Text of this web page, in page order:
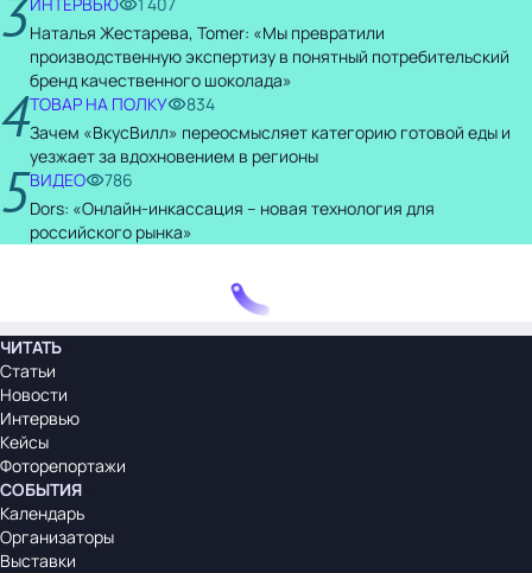
3Наталья Жестарева, Tomer: «Мы превратили
производственную экспертизу в понятный потребительский
бренд качественного шоколада»
4ТОВАР НА ПОЛКУ
834
Зачем «ВкусВилл» переосмысляет категорию готовой еды и
уезжает за вдохновением в регионы
5ВИДЕО
786
Dors: «Онлайн-инкассация – новая технология для
российского рынка»
ЧИТАТЬ
Статьи
Новости
Интервью
Кейсы
Фоторепортажи
СОБЫТИЯ
Календарь
Организаторы
Выставки